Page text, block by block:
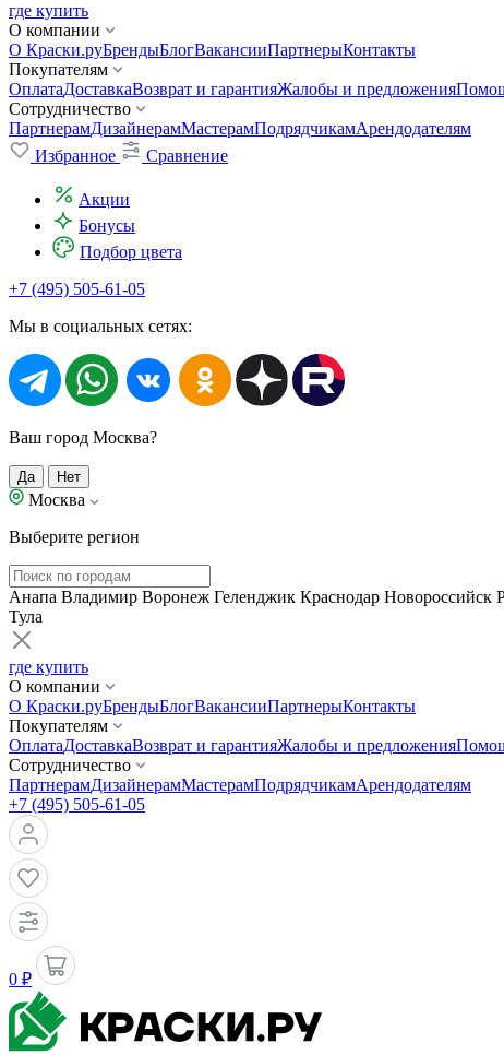
где купить
О компании
О Краски.руБрендыБлогВакансииПартнерыКонтакты
Покупателям
ОплатаДоставкаВозврат и гарантияЖалобы и предложения
Сотрудничество
ПартнерамДизайнерамМастерамПодрядчикамАрендодателям
Избранное
Сравнение
Акции
Бонусы
Подбор цвета
+7 (495) 505-61-05
Мы в социальных сетях:
Ваш город Москва?
Да Нет
Москва
Выберите регион
Анапа Владимир Воронеж Геленджик Краснодар Новороссийск
Тула
где купить
О компании
О Краски.руБрендыБлогВакансииПартнерыКонтакты
Покупателям
ОплатаДоставкаВозврат и гарантияЖалобы и предложения
Сотрудничество
ПартнерамДизайнерамМастерамПодрядчикамАрендодателям
+7 (495) 505-61-05
0 ₽